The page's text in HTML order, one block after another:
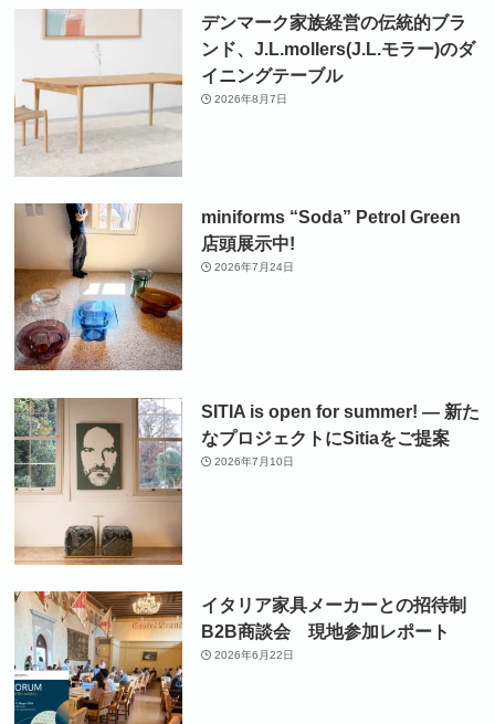
デンマーク家族経営の伝統的ブラ
ンド、J.L.mollers(J.L.モラー)のダ
イニングテーブル
2026年8月7日
miniforms “Soda” Petrol Green
店頭展示中!
2026年7月24日
SITIA is open for summer! ― 新た
なプロジェクトにSitiaをご提案
2026年7月10日
イタリア家具メーカーとの招待制
B2B商談会 現地参加レポート
2026年6月22日